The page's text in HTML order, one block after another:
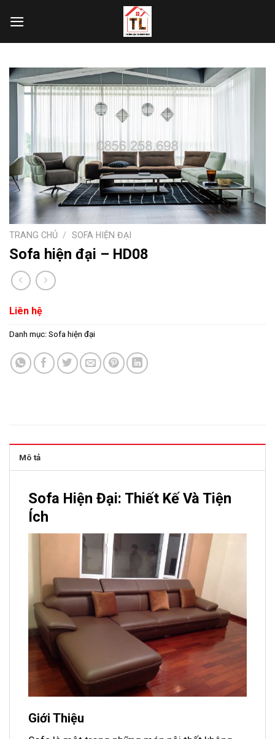
TRANG CHỦ / SOFA HIỆN ĐẠI
Sofa hiện đại – HD08
Liên hệ
Danh mục: Sofa hiện đại
Mô tả
Sofa Hiện Đại: Thiết Kế Và Tiện
Ích
Giới Thiệu